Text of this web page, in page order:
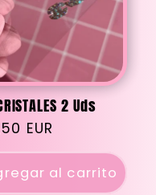
2 Uds
EUR
al carrito